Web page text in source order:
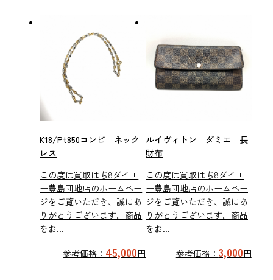
K18/Pt850コンビ ネック
レス
この度は買取はち8ダイエ
ー豊島団地店のホームペー
ジをご覧いただき、誠にあ
りがとうございます。商品
をお...
参考価格： 45,000円
ルイヴィトン ダミエ 長
財布
この度は買取はち8ダイエ
ー豊島団地店のホームペー
ジをご覧いただき、誠にあ
りがとうございます。商品
をお...
参考価格： 3,000円